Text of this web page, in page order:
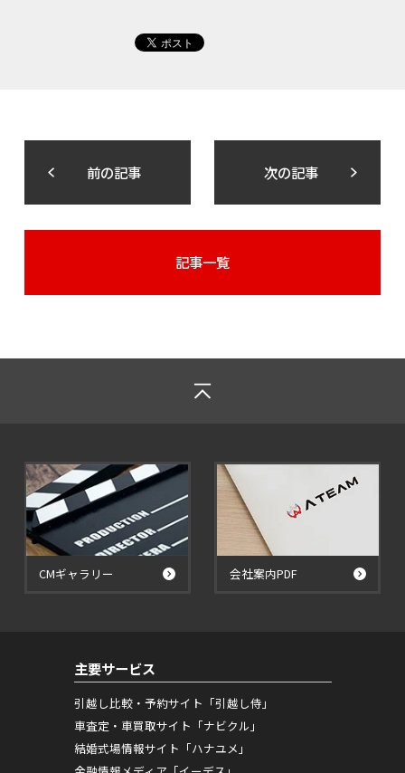
前の記事 次の記事
記事一覧
CMギャラリー 会社案内PDF
主要サービス
引越し比較・予約サイト「引越し侍」
車査定・車買取サイト「ナビクル」
結婚式場情報サイト「ハナユメ」